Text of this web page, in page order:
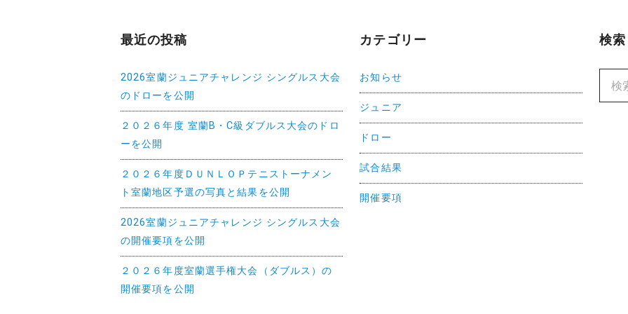
ン
最近の投稿
2026室蘭ジュニアチャレンジ シングルス大会
のドローを公開
２０２６年度 室蘭B・C級ダブルス大会のドロ
ーを公開
２０２６年度ＤＵＮＬＯＰテニストーナメン
ト室蘭地区予選の写真と結果を公開
2026室蘭ジュニアチャレンジ シングルス大会
の開催要項を公開
２０２６年度室蘭選手権大会（ダブルス）の
開催要項を公開
カテゴリー
お知らせ
ジュニア
ドロー
試合結果
開催要項
検索